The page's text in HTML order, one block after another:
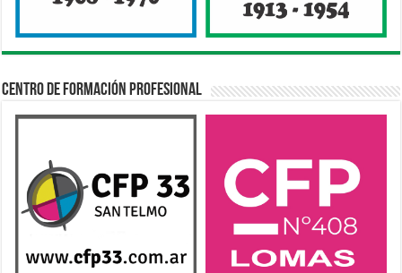
Centro de Formación Profesional